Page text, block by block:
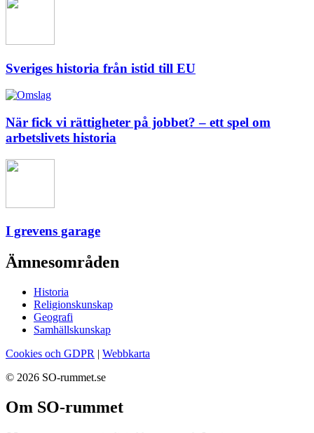
Sveriges historia från istid till EU
När fick vi rättigheter på jobbet? – ett spel om
arbetslivets historia
I grevens garage
Ämnesområden
Historia
Religionskunskap
Geografi
Samhällskunskap
Cookies och GDPR | Webbkarta
© 2026 SO-rummet.se
Om SO-rummet